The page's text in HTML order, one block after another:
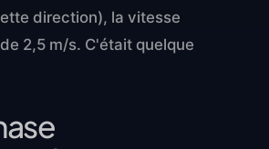
direction), la vitesse
2,5 m/s. C'était quelque